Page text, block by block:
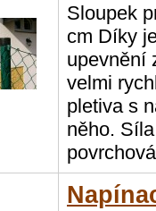
Sloupek
cm Díky
upevnění
velmi
pletiva s
něho.